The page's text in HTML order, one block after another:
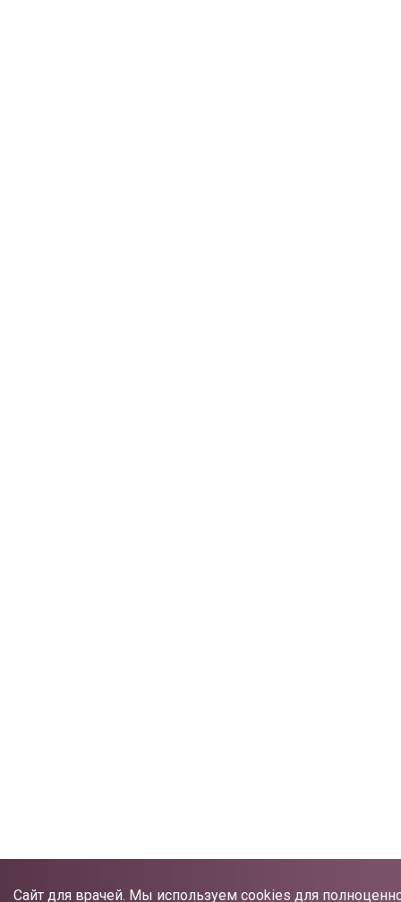
Сайт для врачей. Мы используем cookies для